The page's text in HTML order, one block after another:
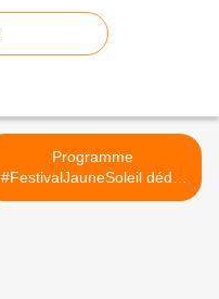
Programme
#FestivalJauneSoleil dédié
aux... >